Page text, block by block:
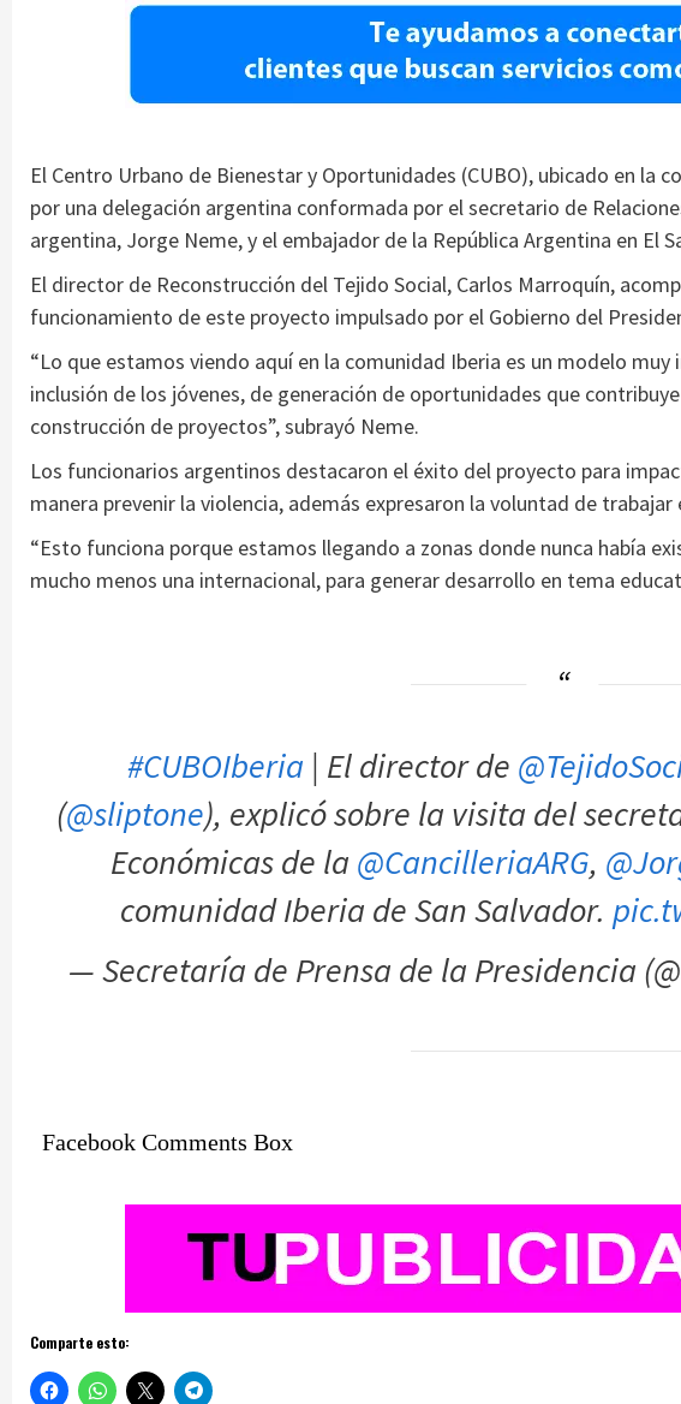
El Centro Urbano de Bienestar y Oportunidades (CUBO), ubicado en la
por una delegación argentina conformada por el secretario de
argentina, Jorge Neme, y el embajador de la República Argentina en El
El director de Reconstrucción del Tejido Social, Carlos Marroquín,
funcionamiento de este proyecto impulsado por el Gobierno del
“Lo que estamos viendo aquí en la comunidad Iberia es un modelo
inclusión de los jóvenes, de generación de oportunidades que
construcción de proyectos”, subrayó Neme.
Los funcionarios argentinos destacaron el éxito del proyecto para
manera prevenir la violencia, además expresaron la voluntad de
“Esto funciona porque estamos llegando a zonas donde nunca había
mucho menos una internacional, para generar desarrollo en tema
#CUBOIberia | El director de
(@sliptone), explicó sobre la visita del
Económicas de la @CancilleriaARG,
comunidad Iberia de San Salvador.
— Secretaría de Prensa de la Presidencia
Facebook Comments Box
Comparte esto: